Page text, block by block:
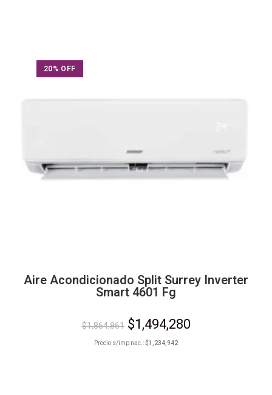
20% OFF
Aire Acondicionado Split Surrey Inverter
Smart 4601 Fg
$1,864,861 $1,494,280
Precio s/imp nac.:$1,234,942